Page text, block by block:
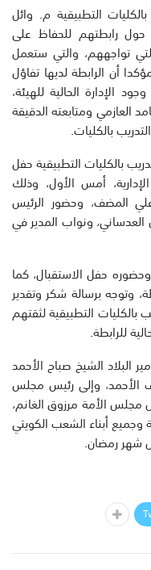
التطبيقية م. وائل
حول رابطتهم للحفاظ على
تواجههم، والتي ستعمل
أن الرابطة لديها تفاؤل
الإدارة الحالية للهيئة،
العازمي ومتابعته الدقيقة
بالكليات.
بالكليات التطبيقية حفل
أمس الأول، وذلك
علي المضف، وحضور الرئيس
العدساني، ونواب المدير في
حفل الاستقبال، كما
وتوجه برسالة شكر وتقدير
بالكليات التطبيقية لثقتهم
للرابطة.
البلاد الشيخ صباح الأحمد
الأحمد، وإلى رئيس مجلس
مجلس الأمة مرزوق الغانم،
وجميع أبناء الشعب الكويتي
شهر رمضان.